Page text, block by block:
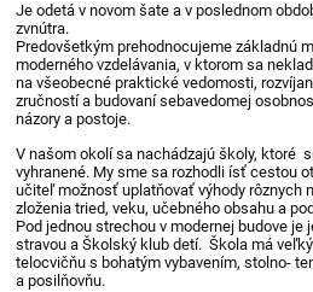
Je odetá v novom šate a v poslednom
zvnútra.
Predovšetkým prehodnocujeme základnú
moderného vzdelávania, v ktorom sa
na všeobecné praktické vedomosti,
zručností a budovaní sebavedomej
názory a postoje.
V našom okolí sa nachádzajú školy, ktoré
vyhranené. My sme sa rozhodli ísť cestou
učiteľ možnosť uplatňovať výhody rôznych
zloženia tried, veku, učebného obsahu a
Pod jednou strechou v modernej budove je
stravou a Školský klub detí. Škola má
telocvičňu s bohatým vybavením, stolno-
a posilňovňu.